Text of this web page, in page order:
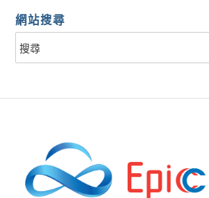
網站搜尋